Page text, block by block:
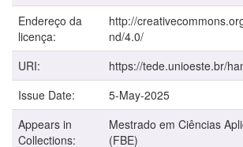
Endereço da
licença:
http://
nd/4.0/
URI:
https://tede.unioeste.br/
Issue Date:
5-May-2025
Appears in
Collections:
Mestrado em Ciências
(FBE)